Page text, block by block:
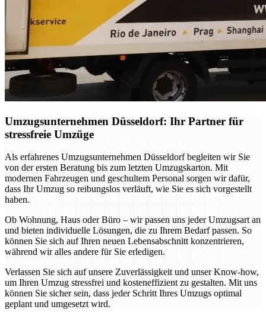
Umzugsunternehmen Düsseldorf: Ihr Partner für
stressfreie Umzüge
Als erfahrenes Umzugsunternehmen Düsseldorf begleiten wir Sie
von der ersten Beratung bis zum letzten Umzugskarton. Mit
modernen Fahrzeugen und geschultem Personal sorgen wir dafür,
dass Ihr Umzug so reibungslos verläuft, wie Sie es sich vorgestellt
haben.
Ob Wohnung, Haus oder Büro – wir passen uns jeder Umzugsart an
und bieten individuelle Lösungen, die zu Ihrem Bedarf passen. So
können Sie sich auf Ihren neuen Lebensabschnitt konzentrieren,
während wir alles andere für Sie erledigen.
Verlassen Sie sich auf unsere Zuverlässigkeit und unser Know-how,
um Ihren Umzug stressfrei und kosteneffizient zu gestalten. Mit uns
können Sie sicher sein, dass jeder Schritt Ihres Umzugs optimal
geplant und umgesetzt wird.